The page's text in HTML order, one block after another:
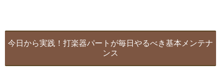
今日から実践！打楽器パートが毎日やるべき基本メンテナ
ンス